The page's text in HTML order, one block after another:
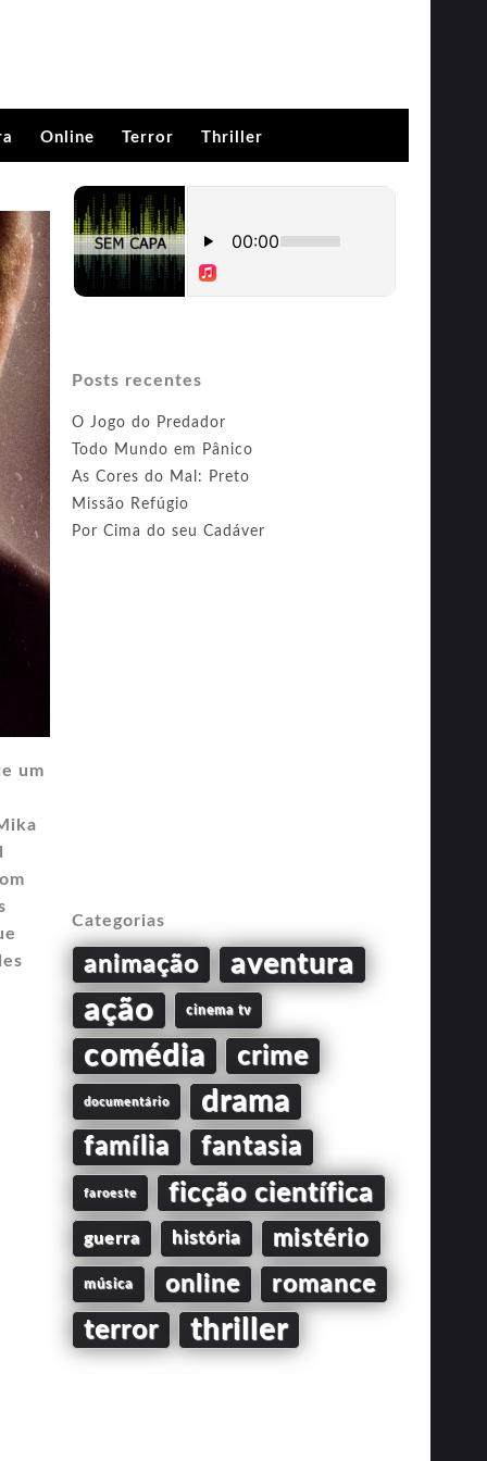
Online Terror Thriller
um
Posts recentes
O Jogo do Predador
Todo Mundo em Pânico
As Cores do Mal: Preto
Missão Refúgio
Por Cima do seu Cadáver
Categorias
animação aventura
ação cinema tv
comédia crime
documentário drama
família fantasia
faroeste ficção científica
guerra história mistério
música online romance
terror thriller